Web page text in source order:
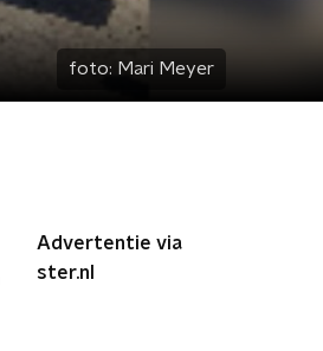
foto: Mari Meyer
Advertentie via
ster.nl